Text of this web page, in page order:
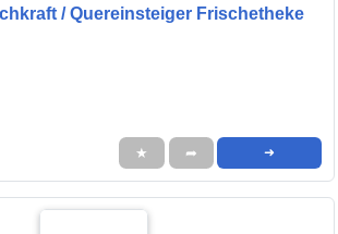
/ Quereinsteiger Frischetheke
★ ➦ ➜